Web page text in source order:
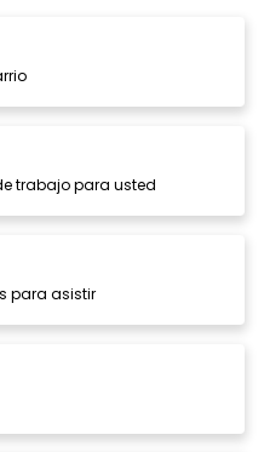
trabajo para usted
para asistir